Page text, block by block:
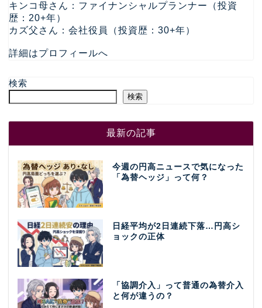
キンコ母さん：ファイナンシャルプランナー（投資
歴：20+年）
カズ父さん：会社役員（投資歴：30+年）
詳細はプロフィールへ
検索
検索
最新の記事
今週の円高ニュースで気になった
「為替ヘッジ」って何？
日経平均が2日連続下落…円高シ
ョックの正体
「協調介入」って普通の為替介入
と何が違うの？